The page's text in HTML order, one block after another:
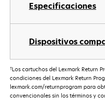
Especificaciones
Dispositivos
†Los cartuchos del Lexmark Return
condiciones del Lexmark Return
lexmark.com/returnprogram para
convencionales sin los términos y